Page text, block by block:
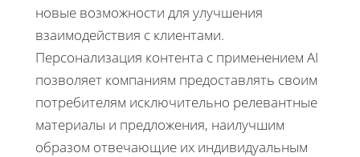
новые возможности для улучшения
взаимодействия с клиентами.
Персонализация контента с применением AI
позволяет компаниям предоставлять своим
потребителям исключительно релевантные
материалы и предложения, наилучшим
образом отвечающие их индивидуальным